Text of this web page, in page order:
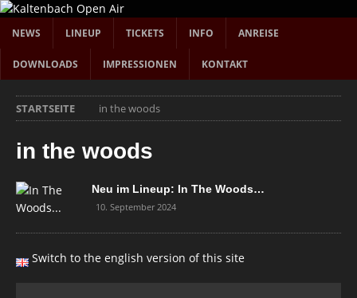
NEWS LINEUP TICKETS INFO ANREISE
DOWNLOADS IMPRESSIONEN KONTAKT
STARTSEITE in the woods
in the woods
Neu im Lineup: In The Woods…
10. September 2024
Switch to the english version of this site